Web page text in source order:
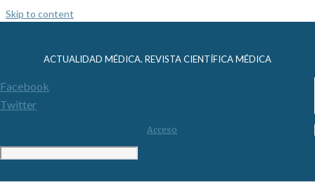
Skip to content
ACTUALIDAD MÉDICA. REVISTA CIENTÍFICA MÉDICA
Facebook
Twitter
Acceso